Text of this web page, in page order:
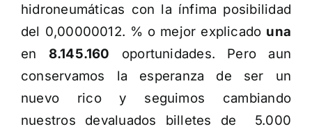
hidroneumáticas con la ínfima posibilidad
del 0,00000012. % o mejor explicado una
en 8.145.160 oportunidades. Pero aun
conservamos la esperanza de ser un
nuevo rico y seguimos cambiando
nuestros devaluados billetes de 5.000